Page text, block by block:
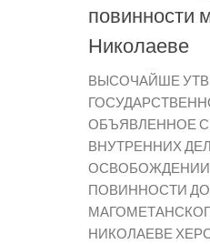
повинности
Николаеве
ВЫСОЧАЙШЕ
ОБЪЯВЛЕННОЕ
ВНУТРЕННИХ ДЕЛ
ОСВОБОЖДЕНИИ
ПОВИННОСТИ
НИКОЛАЕВЕ